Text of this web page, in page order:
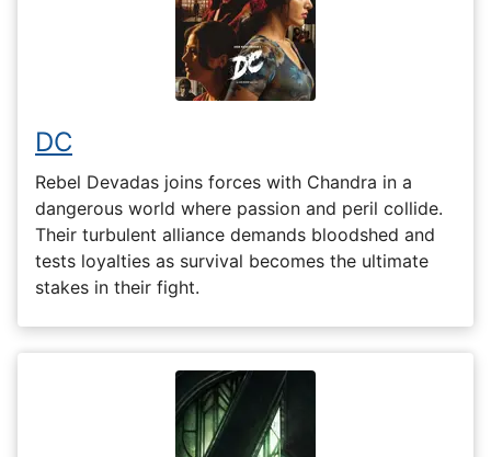
DC
Rebel Devadas joins forces with Chandra in a
dangerous world where passion and peril collide.
Their turbulent alliance demands bloodshed and
tests loyalties as survival becomes the ultimate
stakes in their fight.